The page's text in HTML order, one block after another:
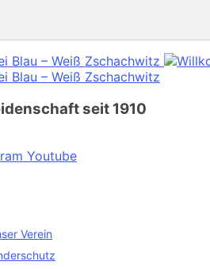
seit 1910
Youtube
Verein